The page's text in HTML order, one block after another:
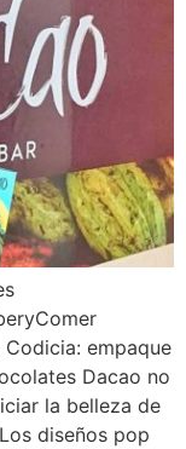
empaque
Dacao no
la belleza de
diseños pop